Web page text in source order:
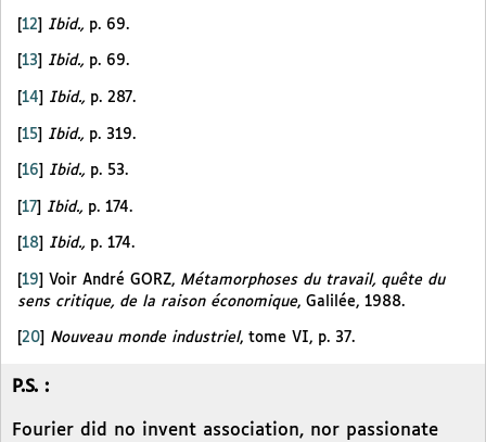
[12] Ibid., p. 69.
13 Ibid., p. 69.
14 Ibid., p. 287.
[15] Ibid., p. 319.
16 Ibid., p. 53.
[17] Ibid., p. 174.
18 Ibid., p. 174.
[19] Voir André GORZ, Métamorphoses du travail, quête du
sens critique, de la raison économique, Galilée, 1988.
20 Nouveau monde industriel, tome VI, p. 37.
P.S. :
Fourier did no invent association, nor passionate